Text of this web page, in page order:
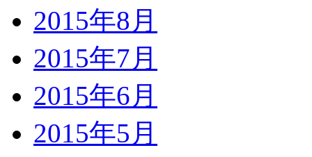
2015年8月
2015年7月
2015年6月
2015年5月